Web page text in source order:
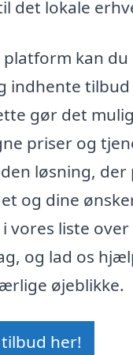
det lokale
platform kan
indhente
gør det
priser og
løsning, der
og dine
vores liste
og lad os
øjeblikke.
her!